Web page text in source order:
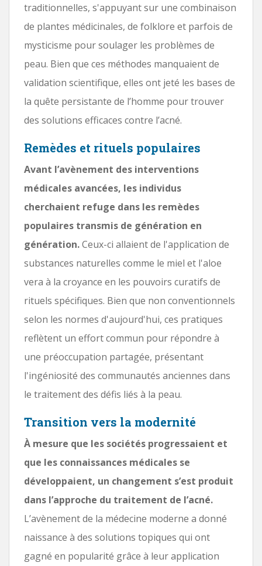
traditionnelles, s'appuyant sur une combinaison
de plantes médicinales, de folklore et parfois de
mysticisme pour soulager les problèmes de
peau. Bien que ces méthodes manquaient de
validation scientifique, elles ont jeté les bases de
la quête persistante de l’homme pour trouver
des solutions efficaces contre l’acné.
Remèdes et rituels populaires
Avant l’avènement des interventions
médicales avancées, les individus
cherchaient refuge dans les remèdes
populaires transmis de génération en
génération.Ceux-ci allaient de l'application de
substances naturelles comme le miel et l'aloe
vera à la croyance en les pouvoirs curatifs de
rituels spécifiques. Bien que non conventionnels
selon les normes d'aujourd'hui, ces pratiques
reflètent un effort commun pour répondre à
une préoccupation partagée, présentant
l'ingéniosité des communautés anciennes dans
le traitement des défis liés à la peau.
Transition vers la modernité
À mesure que les sociétés progressaient et
que les connaissances médicales se
développaient, un changement s’est produit
dans l’approche du traitement de l’acné.
L’avènement de la médecine moderne a donné
naissance à des solutions topiques qui ont
gagné en popularité grâce à leur application